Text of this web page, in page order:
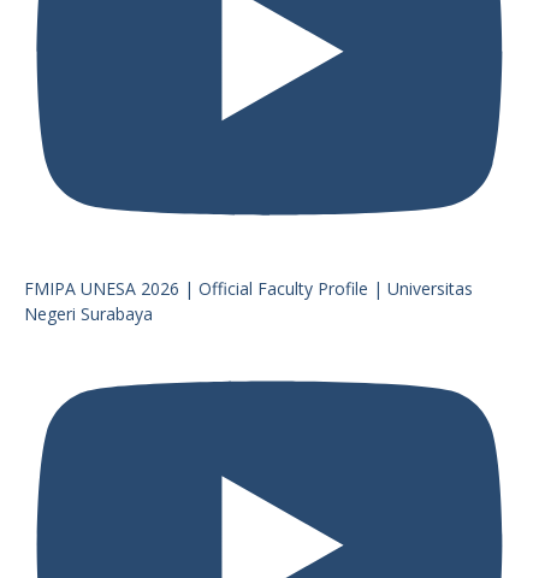
FMIPA UNESA 2026 | Official Faculty Profile | Universitas
Negeri Surabaya